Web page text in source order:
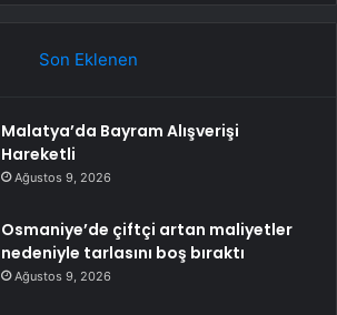
Son Eklenen
Malatya’da Bayram Alışverişi
Hareketli
Ağustos 9, 2026
Osmaniye’de çiftçi artan maliyetler
nedeniyle tarlasını boş bıraktı
Ağustos 9, 2026